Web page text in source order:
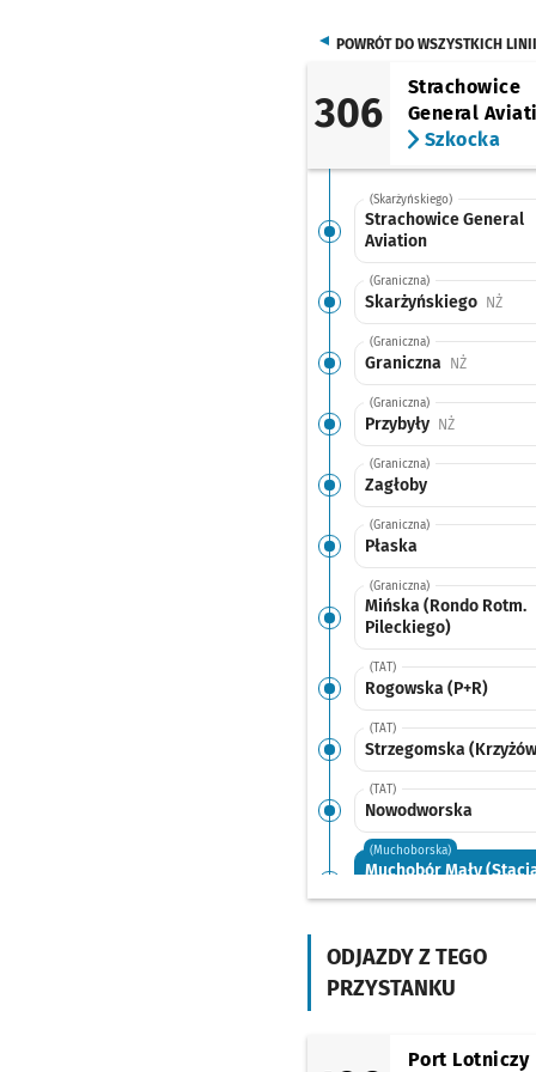
POWRÓT DO WSZYSTKICH LINII
306
Strachowice
General
Szkocka
(Skarżyńskiego)
Strachowice General
Aviation
(Graniczna)
Skarżyńskiego NŻ
(Graniczna)
Graniczna NŻPrzystanek
(Graniczna)
Przybyły NŻPrzystanek
(Graniczna)
Zagłoby
(Graniczna)
Płaska
(Graniczna)
Mińska (Rondo Rotm.
Pileckiego)
(TAT)
Rogowska (P+R)
(TAT)
Strzegomska
(TAT)
Nowodworska
(Muchoborska)
Muchobór Mały
Szkocka
ODJAZDY Z TEGO
PRZYSTANKU
Port Lotniczy